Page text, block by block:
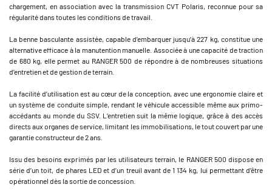
chargement, en association avec la transmission CVT Polaris, reconnue pour sa
régularité dans toutes les conditions de travail.
La benne basculante assistée, capable d’embarquer jusqu’à 227 kg, constitue une
alternative efficace à la manutention manuelle. Associée à une capacité de traction
de 680 kg, elle permet au RANGER 500 de répondre à de nombreuses situations
d’entretien et de gestion de terrain.
La facilité d’utilisation est au cœur de la conception, avec une ergonomie claire et
un système de conduite simple, rendant le véhicule accessible même aux primo-
accédants au monde du SSV. L’entretien suit la même logique, grâce à des accès
directs aux organes de service, limitant les immobilisations, le tout couvert par une
garantie constructeur de 2 ans.
Issu des besoins exprimés par les utilisateurs terrain, le RANGER 500 dispose en
série d’un toit, de phares LED et d’un treuil avant de 1 134 kg, lui permettant d’être
opérationnel dès la sortie de concession.